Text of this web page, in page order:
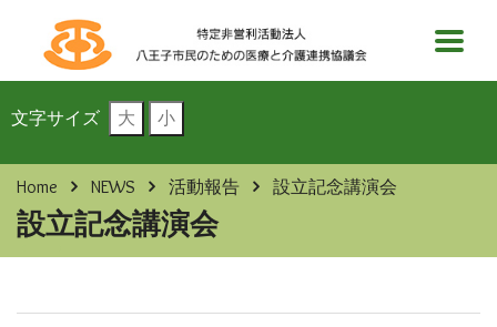
文字サイズ 大 小
Home NEWS 活動報告 設立記念講演会
設立記念講演会